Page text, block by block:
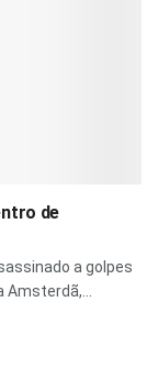
de
a golpes